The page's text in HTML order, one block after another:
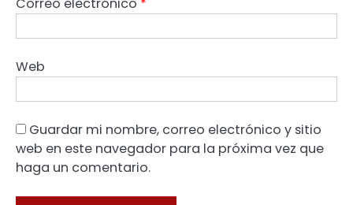
Web
Guardar mi nombre, correo electrónico y sitio
web en este navegador para la próxima vez que
haga un comentario.